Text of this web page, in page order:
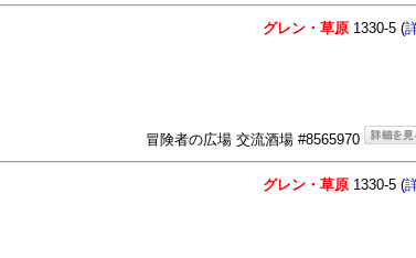
グレン・草原 1330-5 (
冒険者の広場 交流酒場 #8565970
グレン・草原 1330-5 (